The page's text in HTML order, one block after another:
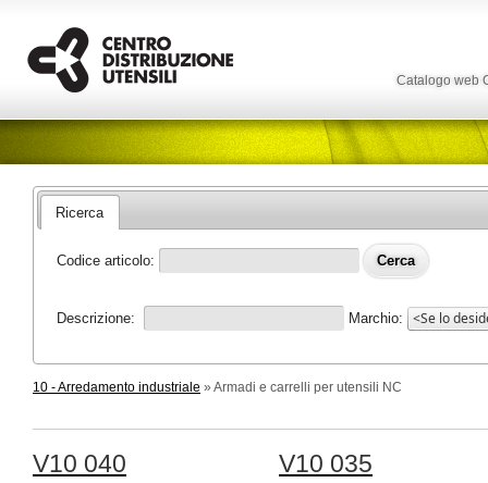
Catalogo web
Ricerca
Codice articolo:
Descrizione: Marchio:
10 - Arredamento industriale » Armadi e carrelli per utensili NC
V10 040 V10 035